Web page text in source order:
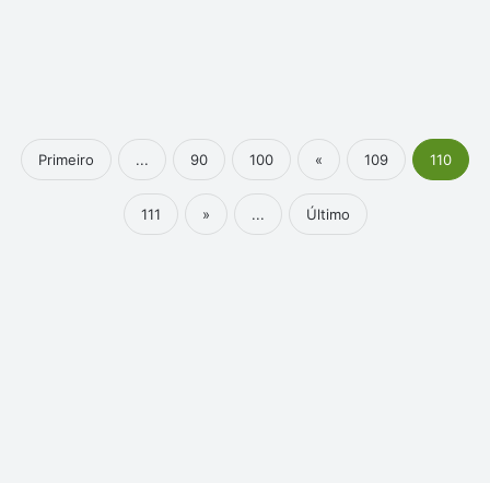
Primeiro ... 90 100 « 109 110
111 » ... Último